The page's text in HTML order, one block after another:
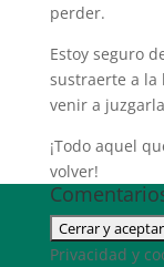
perder.
Estoy seguro
sustraerte a la
venir a
¡Todo aquel
volver!
Privacidad y